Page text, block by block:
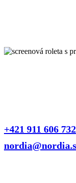
+421 911 606 732